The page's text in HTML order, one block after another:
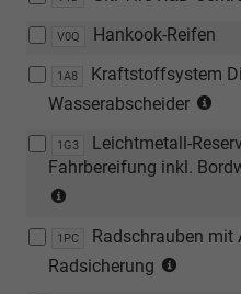
V0Q Hankook-Reifen
1A8
Kraftstoffsystem
Wasserabscheider
mit
1G3
Leichtmetall-
Fahrbereifung inkl.
Verbindung
mit
1PC
Radschrauben mit
Radsicherung